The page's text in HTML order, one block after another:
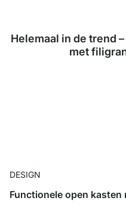
Helemaal in de trend
met
DESIGN
Functionele open